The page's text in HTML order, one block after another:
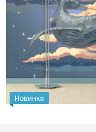
Новинка